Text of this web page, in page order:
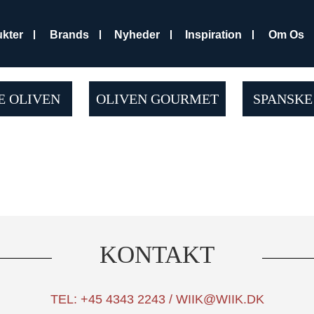
Brands Nyheder Inspiration Om Os
OLIVEN OLIVEN GOURMET
KONTAKT
TEL: +45 4343 2243 / WIIK@WIIK.DK